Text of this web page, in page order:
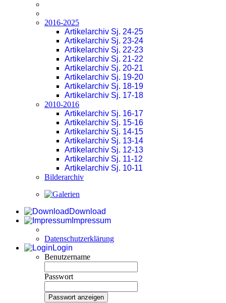
2016-2025
Artikelarchiv Sj. 24-25
Artikelarchiv Sj. 23-24
Artikelarchiv Sj. 22-23
Artikelarchiv Sj. 21-22
Artikelarchiv Sj. 20-21
Artikelarchiv Sj. 19-20
Artikelarchiv Sj. 18-19
Artikelarchiv Sj. 17-18
2010-2016
Artikelarchiv Sj. 16-17
Artikelarchiv Sj. 15-16
Artikelarchiv Sj. 14-15
Artikelarchiv Sj. 13-14
Artikelarchiv Sj. 12-13
Artikelarchiv Sj. 11-12
Artikelarchiv Sj. 10-11
Bilderarchiv
Download
Impressum
Datenschutzerklärung
Login
Benutzername
Passwort
Passwort anzeigen